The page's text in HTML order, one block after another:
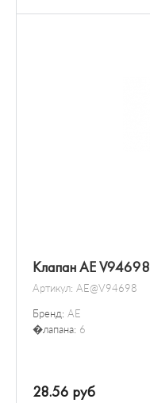
Клапан AE V94698
Артикул: AE@V94698
Бренд: AE
�лапана: 6
28.56 руб